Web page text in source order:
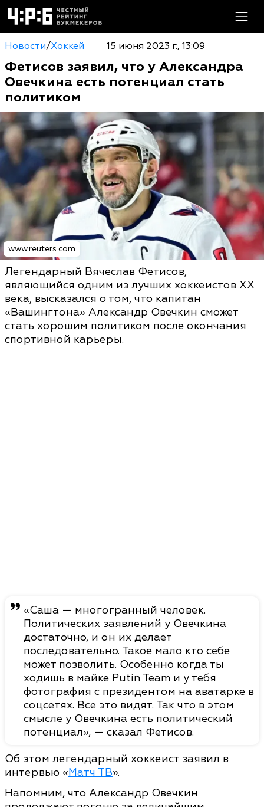
Новости/Хоккей 15 июня 2023 г., 13:09
Фетисов заявил, что у Александра
Овечкина есть потенциал стать
политиком
www.reuters.com
Легендарный Вячеслав Фетисов,
являющийся одним из лучших хоккеистов XX
века, высказался о том, что капитан
«Вашингтона» Александр Овечкин сможет
стать хорошим политиком после окончания
спортивной карьеры.
«Саша — многогранный человек.
Политических заявлений у Овечкина
достаточно, и он их делает
последовательно. Такое мало кто себе
может позволить. Особенно когда ты
ходишь в майке Putin Team и у тебя
фотография с президентом на аватарке в
соцсетях. Все это видят. Так что в этом
смысле у Овечкина есть политический
потенциал», — сказал Фетисов.
Об этом легендарный хоккеист заявил в
интервью «Матч ТВ».
Напомним, что Александр Овечкин